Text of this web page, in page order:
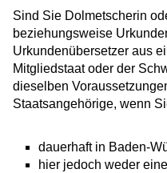
Sind Sie Dolmetscherin
beziehungsweise
Urkundenübersetzer aus
Mitgliedstaat oder der
dieselben
Staatsangehörige, wenn
dauerhaft in Baden-
hier jedoch weder